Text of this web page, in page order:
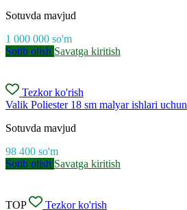
Sotuvda mavjud
1 000 000 so'm
Sotib olish Savatga kiritish
Tezkor ko'rish
Valik Poliester 18 sm malyar ishlari uchun
Sotuvda mavjud
98 400 so'm
Sotib olish Savatga kiritish
TOP
Tezkor ko'rish